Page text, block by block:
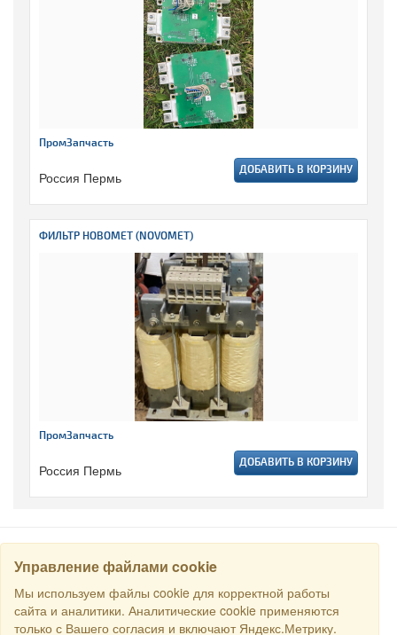
ПромЗапчасть
Россия Пермь ДОБАВИТЬ В КОРЗИНУ
ФИЛЬТР НОВОМЕТ (NOVOMET)
ПромЗапчасть
Россия Пермь ДОБАВИТЬ В КОРЗИНУ
Управление файлами cookie
Мы используем файлы cookie для корректной работы
сайта и аналитики. Аналитические cookie применяются
только с Вашего согласия и включают Яндекс.Метрику.
Все права защищены © 2016 Торговый Дом РСДС. E-mail: